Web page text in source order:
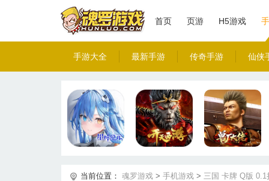
首页 页游 H5游戏
手游大全 最新手游 传奇手游 仙侠
当前位置： 魂罗游戏 > 手机游戏 > 三国 卡牌 Q版 0.1